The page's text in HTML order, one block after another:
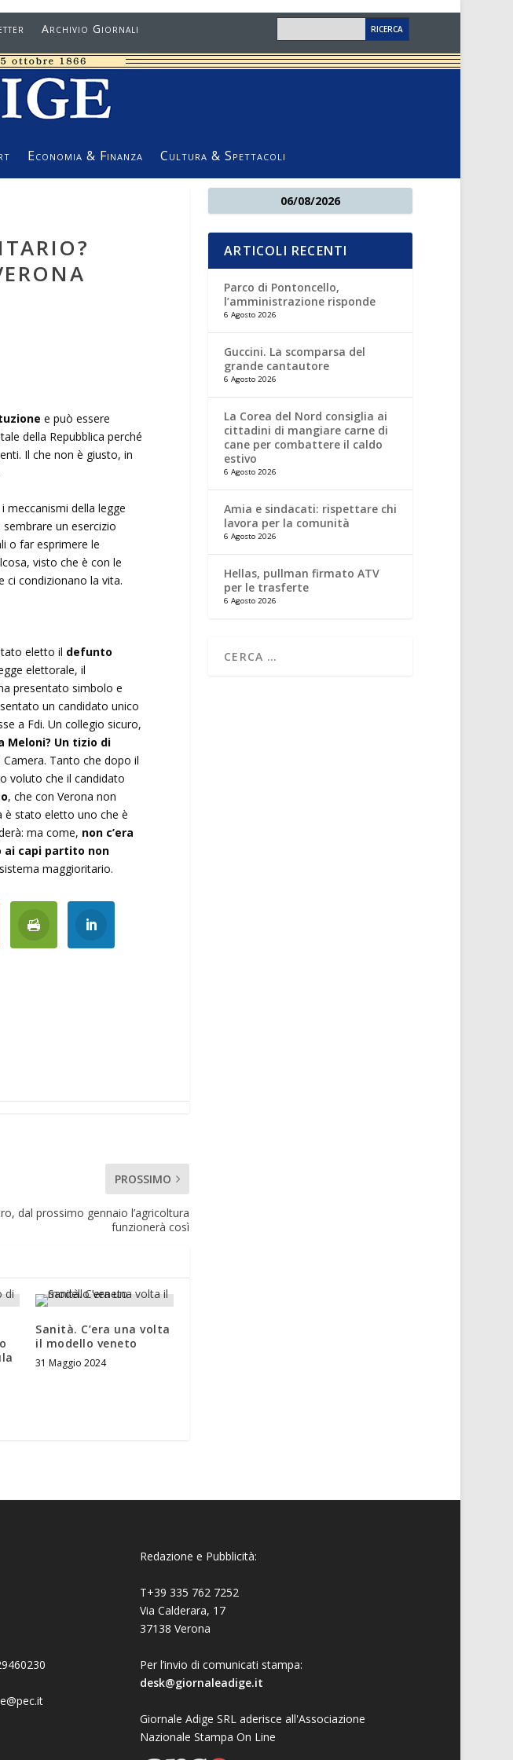
Archivio Giornali
Economia & Finanza Cultura & Spettacoli
e può essere
della Repubblica perché
Il che non è giusto, in
meccanismi della legge
un esercizio
o far esprimere le
visto che è con le
ci condizionano la vita.
eletto il defunto
elettorale, il
presentato simbolo e
un candidato unico
a Fdi. Un collegio sicuro,
Meloni? Un tizio di
Tanto che dopo il
voluto che il candidato
, che con Verona non
è stato eletto uno che è
ma come, non c’era
ai capi partito non
maggioritario.
PROSSIMO
dal prossimo gennaio l’agricoltura
funzionerà così
Sanità. C’era una volta
il modello veneto
31 Maggio 2024
06/08/2026
ARTICOLI RECENTI
Parco di Pontoncello,
l’amministrazione risponde
6 Agosto 2026
Guccini. La scomparsa del
grande cantautore
6 Agosto 2026
La Corea del Nord consiglia ai
cittadini di mangiare carne di
cane per combattere il caldo
estivo
6 Agosto 2026
Amia e sindacati: rispettare chi
lavora per la comunità
6 Agosto 2026
Hellas, pullman firmato ATV
per le trasferte
6 Agosto 2026
Redazione e Pubblicità:
T+39 335 762 7252
Via Calderara, 17
37138 Verona
Per l’invio di comunicati stampa:
desk@giornaleadige.it
Giornale Adige SRL aderisce all'Associazione
Nazionale Stampa On Line